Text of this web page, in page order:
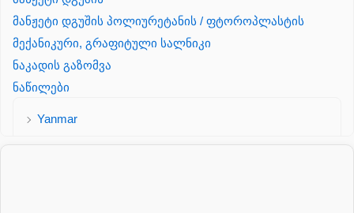
მანჟეტი დგუშის პოლიურეტანის / ფტოროპლასტის
მექანიკური, გრაფიტული სალნიკი
ნაკადის გაზომვა
ნაწილები
Yanmar